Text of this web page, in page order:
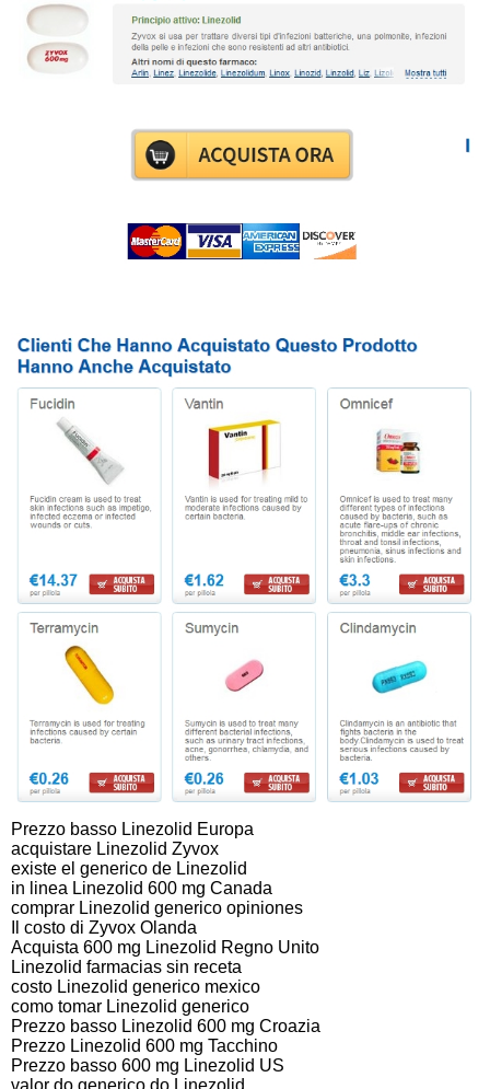
Prezzo basso Linezolid Europa
acquistare Linezolid Zyvox
existe el generico de Linezolid
in linea Linezolid 600 mg Canada
comprar Linezolid generico opiniones
Il costo di Zyvox Olanda
Acquista 600 mg Linezolid Regno Unito
Linezolid farmacias sin receta
costo Linezolid generico mexico
como tomar Linezolid generico
Prezzo basso Linezolid 600 mg Croazia
Prezzo Linezolid 600 mg Tacchino
Prezzo basso 600 mg Linezolid US
valor do generico do Linezolid